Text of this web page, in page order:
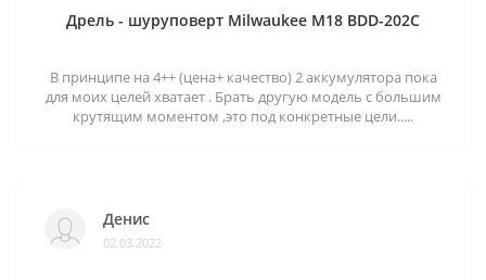
Дрель - шуруповерт Milwaukee M18 BDD-202C
В принципе на 4++ (цена+ качество) 2 аккумулятора пока
для моих целей хватает . Брать другую модель с большим
крутящим моментом ,это под конкретные цели.....
Денис
02.03.2022